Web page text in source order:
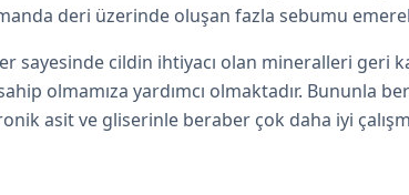
deri üzerinde oluşan fazla sebumu
sayesinde cildin ihtiyacı olan mineralleri geri
olmamıza yardımcı olmaktadır. Bununla
asit ve gliserinle beraber çok daha iyi